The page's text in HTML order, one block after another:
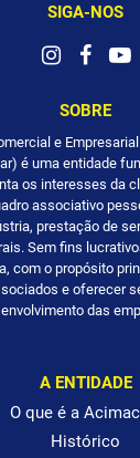
SIGA-NOS
SOBRE
e
é uma entidade
os interesses da
associativo
prestação de
Sem fins
com o propósito
e oferecer
das
A ENTIDADE
O que é a
Histórico